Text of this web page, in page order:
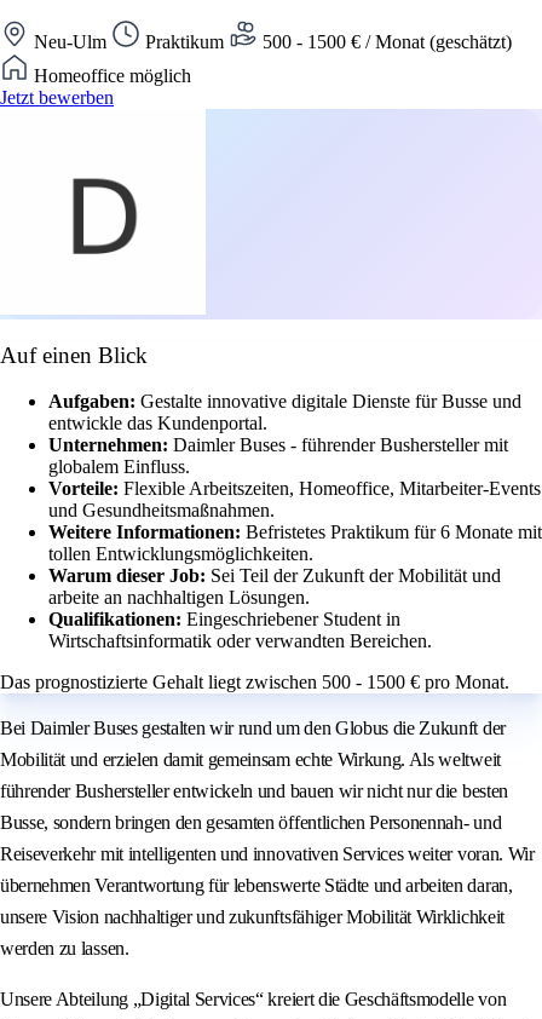
Neu-Ulm Praktikum
500 - 1500 € / Monat (geschätzt)
Homeoffice möglich
Jetzt bewerben
Auf einen Blick
Aufgaben: Gestalte innovative digitale Dienste für Busse und
entwickle das Kundenportal.
Unternehmen: Daimler Buses - führender Bushersteller mit
globalem Einfluss.
Vorteile: Flexible Arbeitszeiten, Homeoffice, Mitarbeiter-Events
und Gesundheitsmaßnahmen.
Weitere Informationen: Befristetes Praktikum für 6 Monate mit
tollen Entwicklungsmöglichkeiten.
Warum dieser Job: Sei Teil der Zukunft der Mobilität und
arbeite an nachhaltigen Lösungen.
Qualifikationen: Eingeschriebener Student in
Wirtschaftsinformatik oder verwandten Bereichen.
Das prognostizierte Gehalt liegt zwischen 500 - 1500 € pro Monat.
Bei Daimler Buses gestalten wir rund um den Globus die Zukunft der
Mobilität und erzielen damit gemeinsam echte Wirkung. Als weltweit
führender Bushersteller entwickeln und bauen wir nicht nur die besten
Busse, sondern bringen den gesamten öffentlichen Personennah- und
Reiseverkehr mit intelligenten und innovativen Services weiter voran. Wir
übernehmen Verantwortung für lebenswerte Städte und arbeiten daran,
unsere Vision nachhaltiger und zukunftsfähiger Mobilität Wirklichkeit
werden zu lassen.
Unsere Abteilung „Digital Services“ kreiert die Geschäftsmodelle von